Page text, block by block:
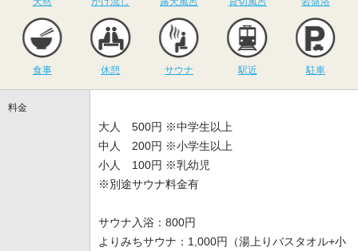
食事 休憩
サウナ
サウナ 駅近 駐車
料金
大人 500円 ※中学生以上
中人 200円 ※小学生以上
小人 100円 ※乳幼児
※別途サウナ料金有
サウナ入浴：800円
よりみちサウナ：1,000円（湯上りバスタオル+小